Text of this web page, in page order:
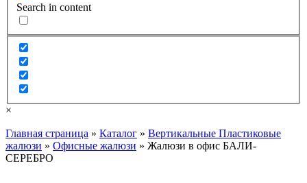
Search in content
×
Главная страница » Каталог » Вертикальные Пластиковые
жалюзи » Офисные жалюзи » Жалюзи в офис БАЛИ-
СЕРЕБРО